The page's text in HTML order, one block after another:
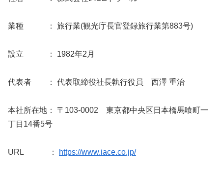
業種 ： 旅行業(観光庁長官登録旅行業第883号)
設立 ： 1982年2月
代表者 ： 代表取締役社長執行役員 西澤 重治
本社所在地： 〒103-0002 東京都中央区日本橋馬喰町一
丁目14番5号
URL ： https://www.iace.co.jp/